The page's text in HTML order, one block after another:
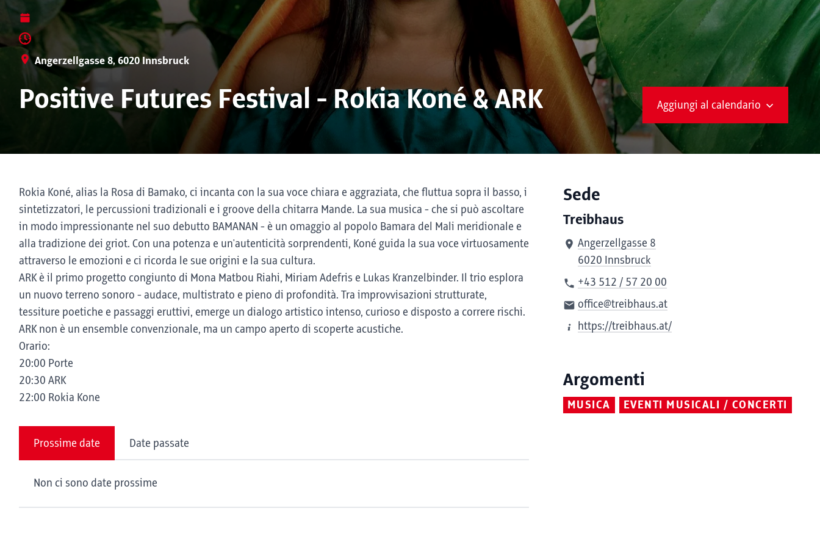
Angerzellgasse 8, 6020 Innsbruck
Positive Futures Festival - Rokia Koné & ARK Aggiungi al calendario
Rokia Koné, alias la Rosa di Bamako, ci incanta con la sua voce chiara e aggraziata, che fluttua sopra il basso, i
sintetizzatori, le percussioni tradizionali e i groove della chitarra Mande. La sua musica - che si può ascoltare
in modo impressionante nel suo debutto BAMANAN - è un omaggio al popolo Bamara del Mali meridionale e
alla tradizione dei griot. Con una potenza e un'autenticità sorprendenti, Koné guida la sua voce virtuosamente
attraverso le emozioni e ci ricorda le sue origini e la sua cultura.
ARK è il primo progetto congiunto di Mona Matbou Riahi, Miriam Adefris e Lukas Kranzelbinder. Il trio esplora
un nuovo terreno sonoro - audace, multistrato e pieno di profondità. Tra improvvisazioni strutturate,
tessiture poetiche e passaggi eruttivi, emerge un dialogo artistico intenso, curioso e disposto a correre rischi.
ARK non è un ensemble convenzionale, ma un campo aperto di scoperte acustiche.
Orario:
20:00 Porte
20:30 ARK
22:00 Rokia Kone
Prossime date Date passate
Non ci sono date prossime
Sede
Treibhaus
Angerzellgasse 8
6020 Innsbruck
+43 512 / 57 20 00
office@treibhaus.at
https://treibhaus.at/
Argomenti
MUSICA EVENTI MUSICALI / CONCERTI